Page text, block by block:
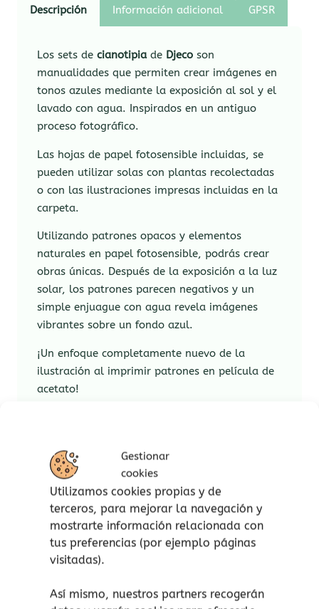
Gestionar
cookies
Utilizamos cookies propias y de
terceros, para mejorar la navegación y
mostrarte información relacionada con
tus preferencias (por ejemplo páginas
visitadas).
Así mismo, nuestros partners recogerán
Descripción Información adicional GPSR
Los sets decianotipiade Djeco son
manualidades que permiten crear imágenes en
tonos azules mediante la exposición al sol y el
lavado con agua. Inspirados en un antiguo
proceso fotográfico.
Las hojas de papel fotosensible incluidas, se
pueden utilizar solas con plantas recolectadas
o con las ilustraciones impresas incluidas en la
carpeta.
Utilizando patrones opacos y elementos
naturales en papel fotosensible, podrás crear
obras únicas. Después de la exposición a la luz
solar, los patrones parecen negativos y un
simple enjuague con agua revela imágenes
vibrantes sobre un fondo azul.
¡Un enfoque completamente nuevo de la
ilustración al imprimir patrones en película de
acetato!
Los sets de cianotipiadeDjeco
usar y no requieren mezclar productos
químicos, cada kit contiene todo lo necesario.
Para peques a partir de 7 años.
Las manualidades son muy beneficiosas, pues
ayudan a desarrollar la creatividad y la
paciencia y perseverancia. Aumentan su